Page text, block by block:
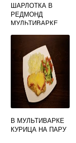
ШАРЛОТКА В
РЕДМОНД
МУЛЬТИВАРКЕ
В МУЛЬТИВАРКЕ
КУРИЦА НА ПАРУ